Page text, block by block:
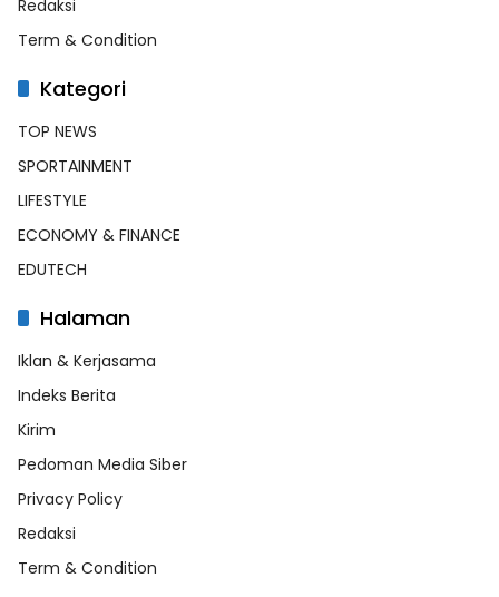
Redaksi
Term & Condition
Kategori
TOP NEWS
SPORTAINMENT
LIFESTYLE
ECONOMY & FINANCE
EDUTECH
Halaman
Iklan & Kerjasama
Indeks Berita
Kirim
Pedoman Media Siber
Privacy Policy
Redaksi
Term & Condition